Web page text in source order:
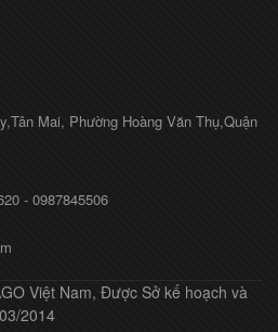
Mai, Phường Hoàng Văn Thụ,Quận
- 0987845506
Việt Nam, Được Sở kế hoạch và
2014